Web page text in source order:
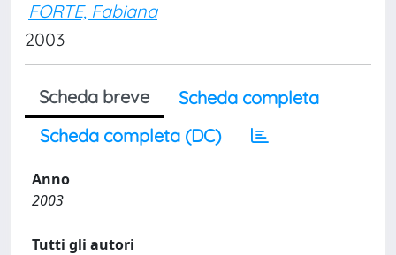
FORTE, Fabiana
2003
Scheda breve
Scheda completa
Scheda completa (DC)
Anno
2003
Tutti gli autori